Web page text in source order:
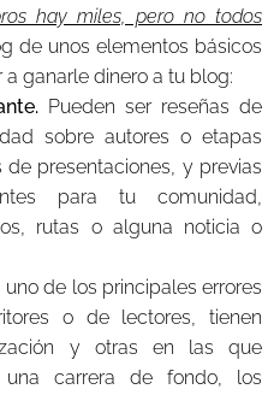
hay miles, pero no todos
de unos elementos básicos
ganarle dinero a tu blog:
Pueden ser reseñas de
sobre autores o etapas
de presentaciones, y previas
para tu comunidad,
rutas o alguna noticia o
uno de los principales errores
o de lectores, tienen
y otras en las que
carrera de fondo, los